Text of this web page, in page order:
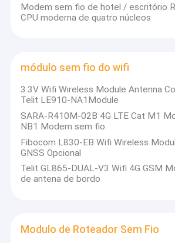
Modem sem fio de hotel / escritório
CPU moderna de quatro núcleos
módulo sem fio do wifi
3.3V Wifi Wireless Module Antenna
Telit LE910-NA1Module
SARA-R410M-02B 4G LTE Cat M1
NB1 Modem sem fio
Fibocom L830-EB Wifi Wireless
GNSS Opcional
Telit GL865-DUAL-V3 Wifi 4G GSM
de antena de bordo
Modulo de Roteador Sem Fio